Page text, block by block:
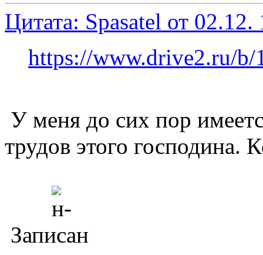
Цитата: Spasatel от
https://www.drive2.ru/b/
У меня до сих пор
трудов этого господина.
Записан